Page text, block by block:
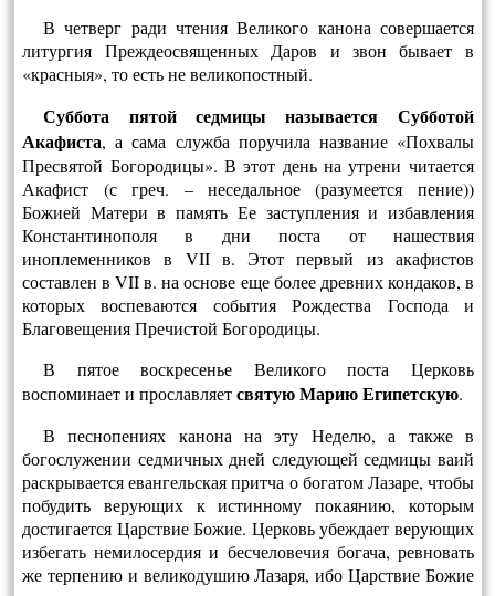
В четверг ради чтения Великого канона совершается
литургия Преждеосвященных Даров и звон бывает в
«красныя», то есть не великопостный.
Суббота пятой седмицы называется Субботой
Акафиста, а сама служба по­ручила название «Похвалы
Пресвятой Богородицы». В этот день на утрени чи­тается
Акафист (с греч. – неседальное (разумеется пение))
Божией Матери в память Ее заступления и избавления
Константинополя в дни поста от нашествия
иноплеменников в VII в. Этот первый из акафистов
составлен в VII в. на основе еще более древних кондаков, в
которых воспеваются события Рождества Господа и
Благовещения Пречистой Богородицы.
В пятое воскресенье Великого поста Церковь
воспоминает и прославляетсвятую Марию Египетскую.
В песнопениях канона на эту Неделю, а также в
богослужении седмичных дней следующей седмицы ваий
раскрывается евангельская притча о богатом Лазаре, чтобы
побудить верующих к истинному покаянию, которым
достигается Царствие Божие. Церковь убеждает верующих
избегать немилосердия и бесчеловечия богача, ревновать
же терпению и великодушию Лазаря, ибо Царствие Бо­жие